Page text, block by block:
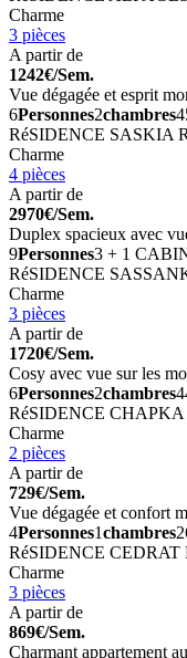
Charme
3 pièces
A partir de
1242€/Sem.
Vue dégagée et esprit
6Personnes2chambres
RéSIDENCE SASKIA
Charme
4 pièces
A partir de
2970€/Sem.
Duplex spacieux avec
9Personnes3 + 1
RéSIDENCE
Charme
3 pièces
A partir de
1720€/Sem.
Cosy avec vue sur les
6Personnes2chambres
RéSIDENCE CHAPKA
Charme
2 pièces
A partir de
729€/Sem.
Vue dégagée et confort
4Personnes1chambres
RéSIDENCE CEDRAT
Charme
3 pièces
A partir de
869€/Sem.
Charmant appartement